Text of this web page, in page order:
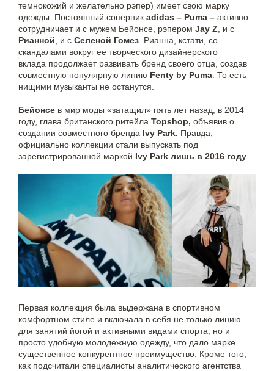
темнокожий и желательно рэпер) имеет свою марку
одежды. Постоянный соперник adidas – Puma – активно
сотрудничает и с мужем Бейонсе, рэпером Jay Z, и с
Рианной, и с Селеной Гомез. Рианна, кстати, со
скандалами вокруг ее творческого дизайнерского
вклада продолжает развивать бренд своего отца, создав
совместную популярную линию Fenty by Puma. То есть
нищими музыканты не останутся.
Бейонсе в мир моды «затащил» пять лет назад, в 2014
году, глава британского ритейла Topshop, объявив о
создании совместного бренда Ivy Park. Правда,
официально коллекции стали выпускать под
зарегистрированной маркой Ivy Park лишь в 2016 году.
Первая коллекция была выдержана в спортивном
комфортном стиле и включала в себя не только линию
для занятий йогой и активными видами спорта, но и
просто удобную молодежную одежду, что дало марке
существенное конкурентное преимущество. Кроме того,
как подсчитали специалисты аналитического агентства